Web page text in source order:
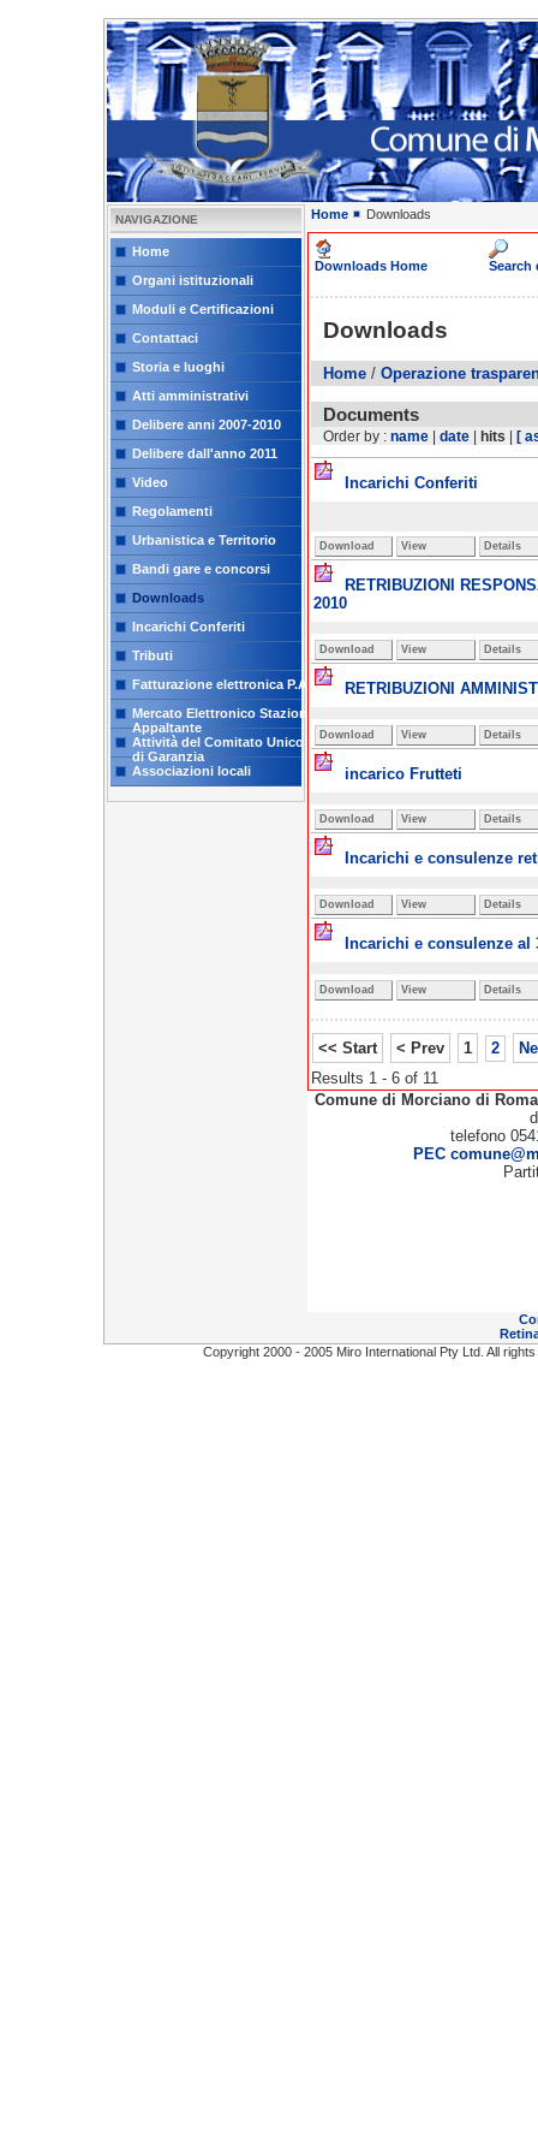
NAVIGAZIONE
Home
Organi istituzionali
Moduli e Certificazioni
Contattaci
Storia e luoghi
Atti amministrativi
Delibere anni 2007-2010
Delibere dall'anno 2011
Video
Regolamenti
Urbanistica e Territorio
Bandi gare e concorsi
Downloads
Incarichi Conferiti
Tributi
Fatturazione elettronica P.A.
Mercato Elettronico Stazione
Appaltante
Attività del Comitato Unico
di Garanzia
Associazioni locali
Home Downloads
Downloads Home Search
Downloads
Home / Operazione
Documents
Order by : name | date | hits | [
Incarichi Conferiti
Download View Details
RETRIBUZIONI
2010
Download View Details
RETRIBUZIONI
Download View Details
incarico Frutteti
Download View Details
Incarichi e consulenze
Download View Details
Incarichi e consulenze al
Download View Details
<< Start < Prev 1 2
Results 1 - 6 of 11
Comune di Morciano di
telefono
PEC
Copyright 2000 - 2005 Miro International Pty Ltd. All